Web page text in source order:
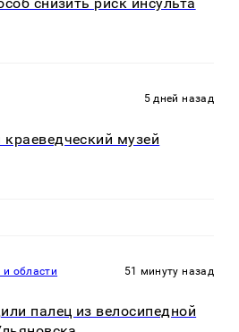
5 дней назад
музей
области 51 минуту назад
палец из велосипедной